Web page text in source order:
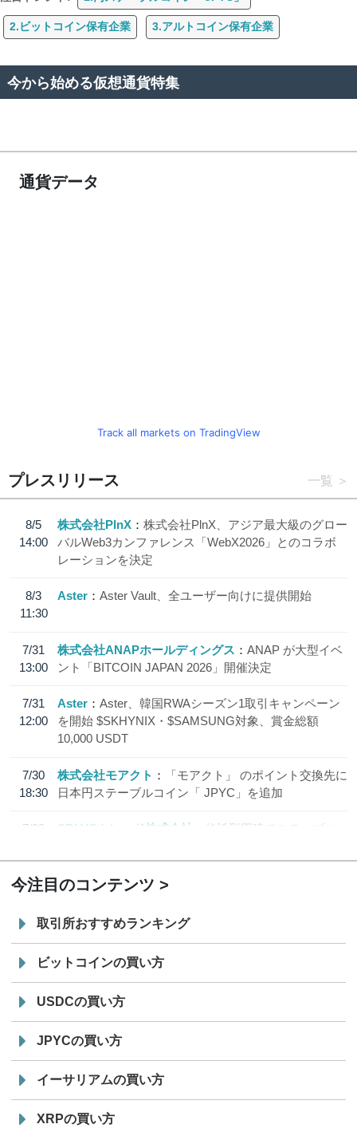
2.ビットコイン保有企業 3.アルトコイン保有企業
今から始める仮想通貨特集
通貨データ
Track all markets on TradingView
プレスリリース 一覧
8/5
14:00
株式会社PlnX
株式会社PlnX、アジア最大級のグロー
バルWeb3カンファレンス「WebX2026」とのコラボ
レーションを決定
8/3
11:30
Aster Aster Vault、全ユーザー向けに提供開始
7/31
13:00
株式会社ANAPホールディングス
ANAP が大型イベ
ント「BITCOIN JAPAN 2026」開催決定
7/31
12:00
Aster
Aster、韓国RWAシーズン1取引キャンペーン
を開始 $SKHYNIX・$SAMSUNG対象、賞金総額
10,000 USDT
7/30
18:30
株式会社モアクト
「モアクト」 のポイント交換先に
日本円ステーブルコイン「 JPYC」を追加
7/29
SBI VCトレード株式会社
信託型円建てステーブル
今注目のコンテンツ
取引所おすすめランキング
ビットコインの買い方
USDCの買い方
JPYCの買い方
イーサリアムの買い方
XRPの買い方